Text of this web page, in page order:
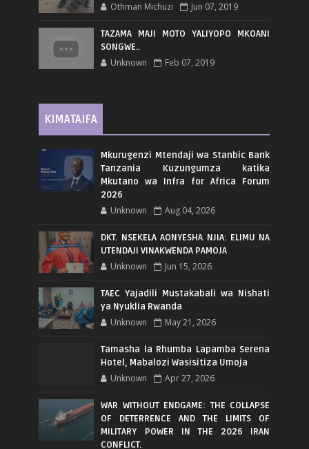
Othman Michuzi Jun 07, 2019
TAZAMA MAJI MOTO YALIYOPO MKOANI
SONGWE..
Unknown Feb 07, 2019
KIMATAIFA
Mkurugenzi Mtendaji wa Stanbic Bank
Tanzania Kuzungumza katika
Mkutano wa Infra for Africa Forum
2026
Unknown Aug 04, 2026
DKT. NSEKELA AONYESHA NJIA: ELIMU NA
UTENDAJI VINAKWENDA PAMOJA
Unknown Jun 15, 2026
TAEC Yajadili Mustakabali wa Nishati
ya Nyuklia Rwanda
Unknown May 21, 2026
Tamasha la Rhumba Lapamba Serena
Hotel, Mabalozi Wasisitiza Umoja
Unknown Apr 27, 2026
WAR WITHOUT ENDGAME: THE COLLAPSE
OF DETERRENCE AND THE LIMITS OF
MILITARY POWER IN THE 2026 IRAN
CONFLICT.